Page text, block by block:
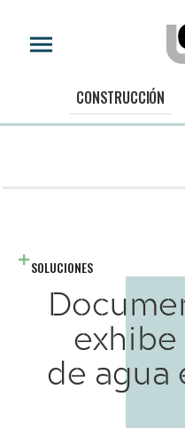
CONSTRUCCIÓN
SOLUCIONES
de agua